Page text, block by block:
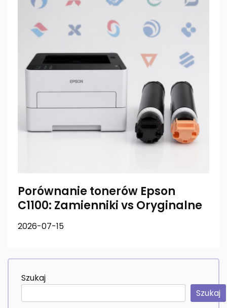
Porównanie tonerów Epson
C1100: Zamienniki vs Oryginalne
2026-07-15
Szukaj
Szukaj